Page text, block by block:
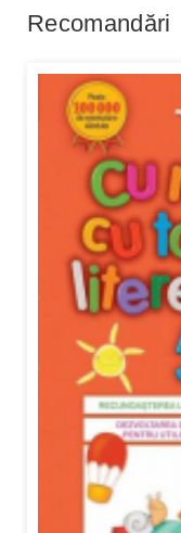
Recomandări